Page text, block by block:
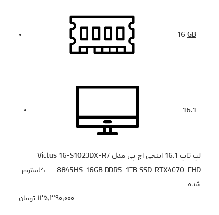
16GB
16.1
لپ تاپ 16.1 اینچی اچ‌ پی مدل Victus 16-S1023DX-R7
8845HS-16GB DDR5-1TB SSD-RTX4070-FHD- - کاستوم
شده
۱۲۵،۳۹۰،۰۰۰ تومان